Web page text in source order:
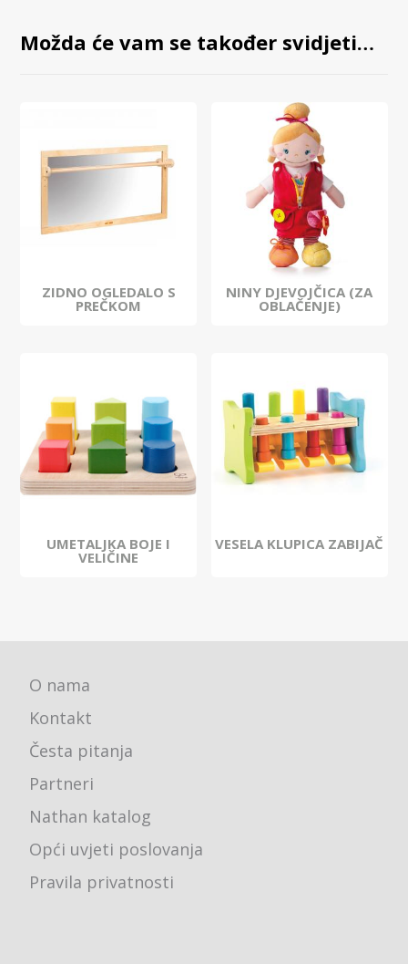
Možda će vam se također svidjeti…
ZIDNO OGLEDALO S
PREČKOM
NINY DJEVOJČICA (ZA
OBLAČENJE)
UMETALJKA BOJE I
VELIČINE
VESELA KLUPICA ZABIJAČ
O nama
Kontakt
Česta pitanja
Partneri
Nathan katalog
Opći uvjeti poslovanja
Pravila privatnosti